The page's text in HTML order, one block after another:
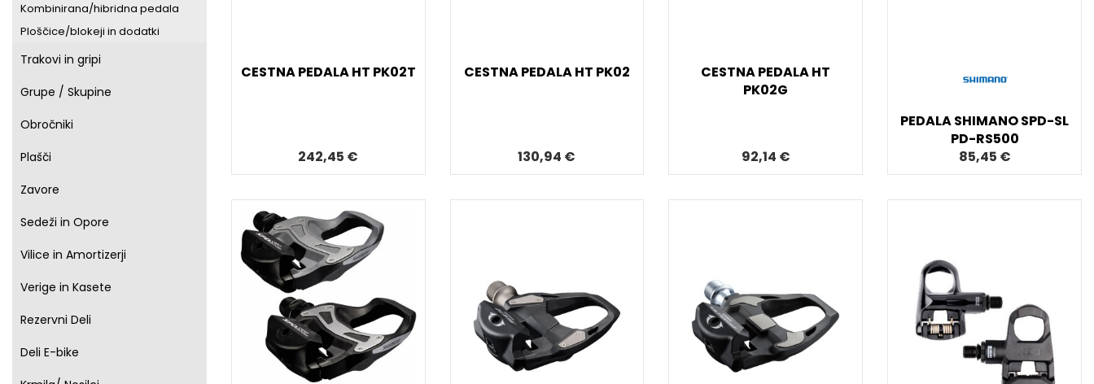
Kombinirana/hibridna pedala
Ploščice/blokeji in dodatki
Trakovi in gripi
Grupe / Skupine
Obročniki
Plašči
Zavore
Sedeži in Opore
Vilice in Amortizerji
Verige in Kasete
Rezervni Deli
Deli E-bike
CESTNA PEDALA HT PK02T
242,45 €
CESTNA PEDALA HT PK02
130,94 €
CESTNA PEDALA HT
PK02G
92,14 €
PEDALA SHIMANO SPD-SL
PD-RS500
85,45 €